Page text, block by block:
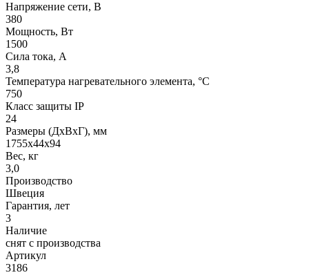
Напряжение сети, В
380
Мощность, Вт
1500
Сила тока, A
3,8
Температура нагревательного элемента, °С
750
Класс защиты IP
24
Размеры (ДхВхГ), мм
1755x44x94
Вес, кг
3,0
Производство
Швеция
Гарантия, лет
3
Наличие
снят с производства
Артикул
3186